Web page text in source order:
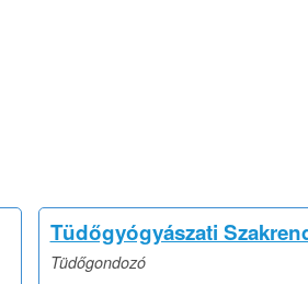
Tüdőgyógyászati
Tüdőgondozó